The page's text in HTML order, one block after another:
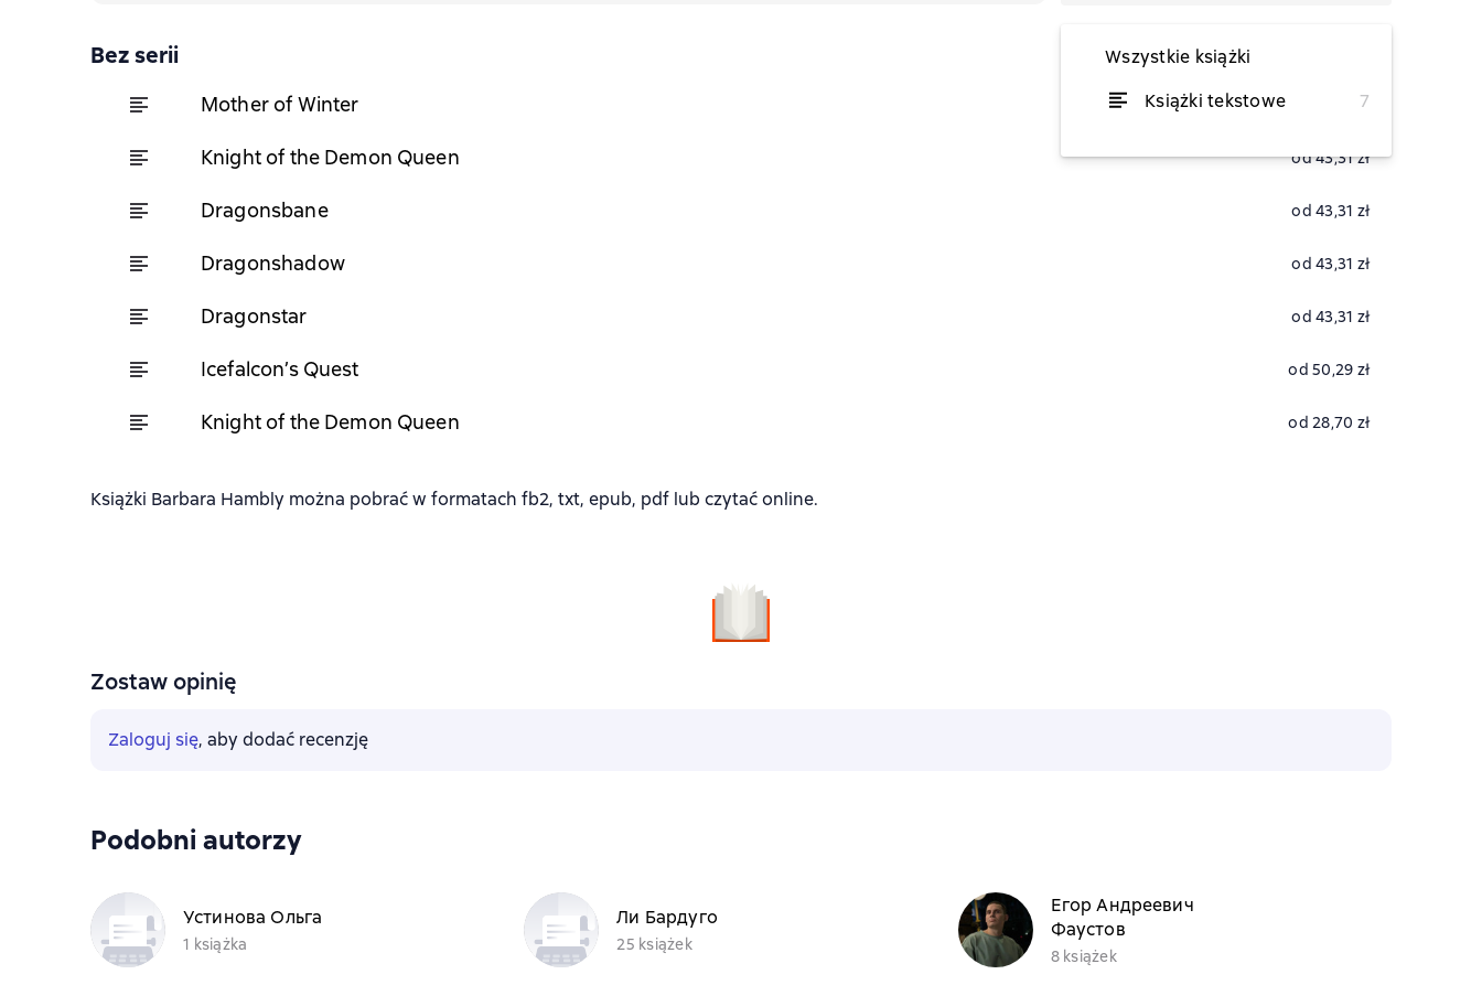
Wszystkie książki
Książki tekstowe
7
Bez serii
Mother of Winter od 35,88 zł
Knight of the Demon Queen od 43,31 zł
Dragonsbane od 43,31 zł
Dragonshadow od 43,31 zł
Dragonstar od 43,31 zł
Icefalcon’s Quest od 50,29 zł
Knight of the Demon Queen od 28,70 zł
Książki Barbara Hambly można pobrać w formatach fb2, txt, epub, pdf lub czytać online.
Zostaw opinię
Zaloguj się, aby dodać recenzję
Podobni autorzy
Устинова Ольга
1 książka
Ли Бардуго
25 książek
Егор Андреевич
Фаустов
8 książek